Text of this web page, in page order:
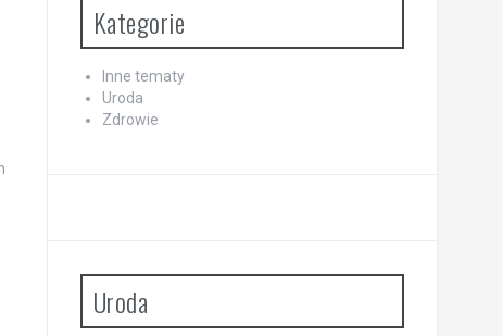
Kategorie
Inne tematy
Uroda
Zdrowie
Uroda